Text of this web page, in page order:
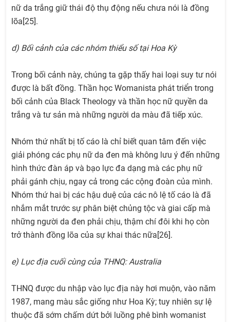
nữ da trắng giữ thái độ thụ động nếu chưa nói là đồng
lõa[25].
d) Bối cảnh của các nhóm thiểu số tại Hoa Kỳ
Trong bối cảnh này, chúng ta gặp thấy hai loại suy tư nói
được là bất đồng. Thần học Womanista phát triển trong
bối cảnh của Black Theology và thần học nữ quyền da
trắng và tư sản mà những người da màu đã tiếp xúc.
Nhóm thứ nhất bị tố cáo là chỉ biết quan tâm đến việc
giải phóng các phụ nữ da đen mà không lưu ý đến những
hình thức đàn áp và bạo lực đa dạng mà các phụ nữ
phải gánh chịu, ngay cả trong các cộng đoàn của mình.
Nhóm thứ hai bị các hậu duệ của các nô lệ tố cáo là đã
nhắm mắt trước sự phân biệt chủng tộc và giai cấp mà
những người da đen phải chịu, thậm chí đôi khi họ còn
trở thành đồng lõa của sự khai thác nữa[26].
e) Lục địa cuối cùng của THNQ: Australia
THNQ được du nhập vào lục địa này hơi muộn, vào năm
1987, mang màu sắc giống như Hoa Kỳ; tuy nhiên sự lệ
thuộc đã sớm chấm dứt bởi luồng phê bình womanist